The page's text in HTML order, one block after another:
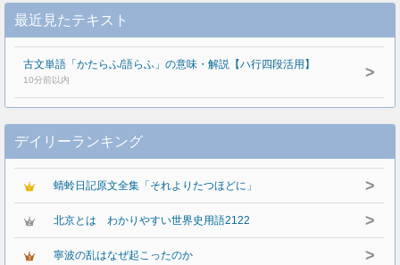
最近見たテキスト
古文単語「かたらふ/語らふ」の意味・解説【ハ行四段活用】
10分前以内 >
デイリーランキング
蜻蛉日記原文全集「それよりたつほどに」 >
北京とは わかりやすい世界史用語2122 >
寧波の乱はなぜ起こったのか >